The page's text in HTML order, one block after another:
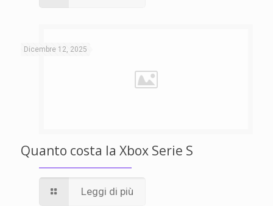
Dicembre 12, 2025
Quanto costa la Xbox Serie S
Leggi di più